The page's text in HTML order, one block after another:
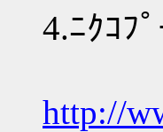
4.ﾆｸｺﾌ
http://